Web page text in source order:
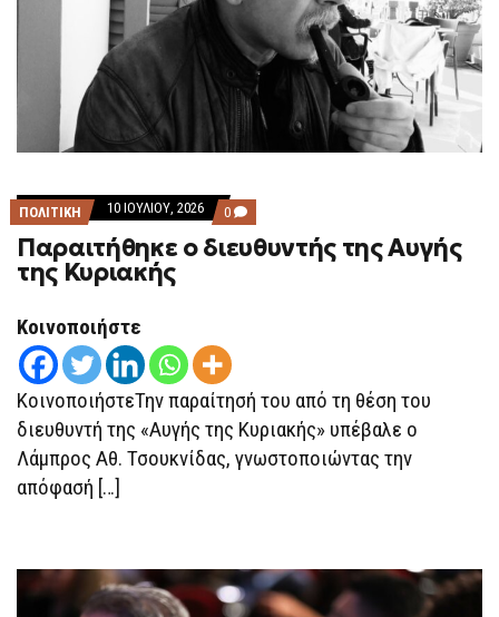
ΠΟΛΙΤΙΚΗ 10 ΙΟΥΛΊΟΥ, 2026 0 COMMENTS
ON
ΠΑΡΑΙΤΉΘΗΚΕ
Ο
Παραιτήθηκε ο διευθυντής της Αυγής
της Κυριακής
Κοινοποιήστε
ΚοινοποιήστεΤην παραίτησή του από τη θέση του
διευθυντή της «Αυγής της Κυριακής» υπέβαλε ο
Λάμπρος Αθ. Τσουκνίδας, γνωστοποιώντας την
απόφασή […]